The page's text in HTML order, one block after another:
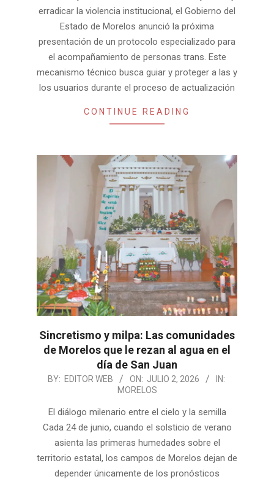
erradicar la violencia institucional, el Gobierno del
Estado de Morelos anunció la próxima
presentación de un protocolo especializado para
el acompañamiento de personas trans. Este
mecanismo técnico busca guiar y proteger a las y
los usuarios durante el proceso de actualización
CONTINUE READING
Sincretismo y milpa: Las comunidades
de Morelos que le rezan al agua en el
día de San Juan
2026-
BY: EDITOR WEB ON: JULIO 2, 2026
IN:
MORELOS
El diálogo milenario entre el cielo y la semilla
Cada 24 de junio, cuando el solsticio de verano
asienta las primeras humedades sobre el
territorio estatal, los campos de Morelos dejan de
depender únicamente de los pronósticos